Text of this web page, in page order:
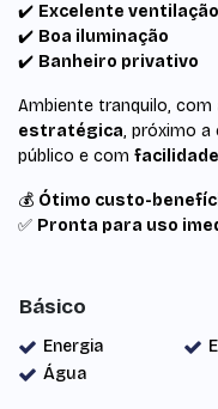
✔️ Excelente
✔️ Boa iluminação
✔️ Banheiro privativo
Ambiente tranquilo, com
estratégica, próximo a
público e com
💰 Ótimo custo-
✅ Pronta para uso
Básico
Energia
Água